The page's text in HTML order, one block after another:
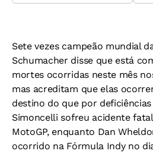
Sete vezes campeão mundial
Schumacher disse que está
mortes ocorridas neste mês
mas acreditam que elas
destino do que por
Simoncelli sofreu acidente
MotoGP, enquanto Dan
ocorrido na Fórmula Indy no